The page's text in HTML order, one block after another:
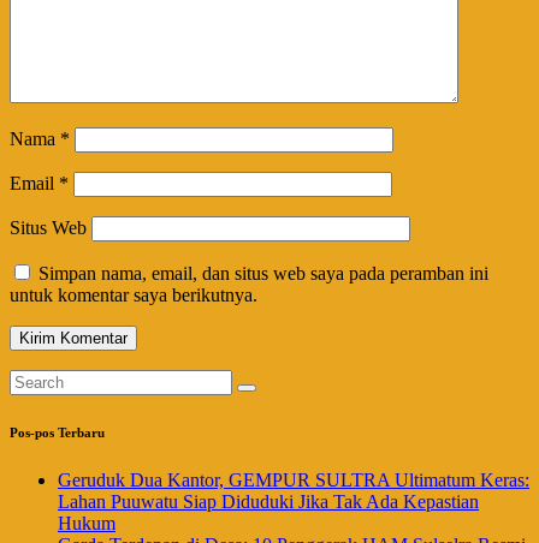
Nama *
Email *
Situs Web
Simpan nama, email, dan situs web saya pada peramban ini
untuk komentar saya berikutnya.
Pos-pos Terbaru
Geruduk Dua Kantor, GEMPUR SULTRA Ultimatum Keras:
Lahan Puuwatu Siap Diduduki Jika Tak Ada Kepastian
Hukum